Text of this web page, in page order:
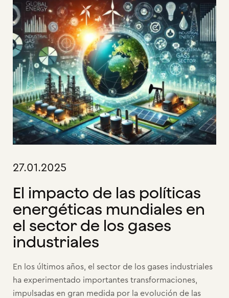
27.01.2025
El impacto de las políticas
energéticas mundiales en
el sector de los gases
industriales
En los últimos años, el sector de los gases industriales
ha experimentado importantes transformaciones,
impulsadas en gran medida por la evolución de las